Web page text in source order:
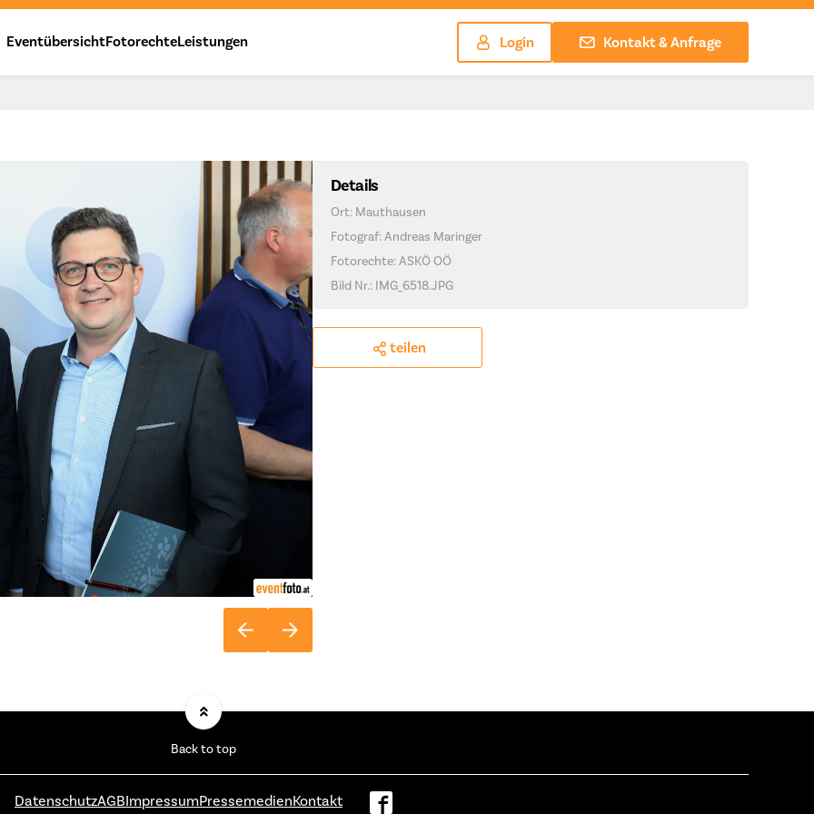
EventübersichtFotorechteLeistungen Login Kontakt & Anfrage
Details
Ort: Mauthausen
Fotograf: Andreas Maringer
Fotorechte: ASKÖ OÖ
Bild Nr.: IMG_6518.JPG
teilen
Back to top
DatenschutzAGBImpressumPressemedienKontakt